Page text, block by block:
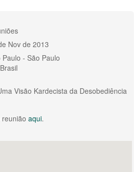
Nov de 2013
Paulo - São Paulo
Visão Kardecista da Desobediência
reuniãoaqui.